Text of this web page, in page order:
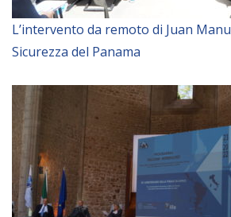
L’intervento da remoto di Juan
Sicurezza del Panama